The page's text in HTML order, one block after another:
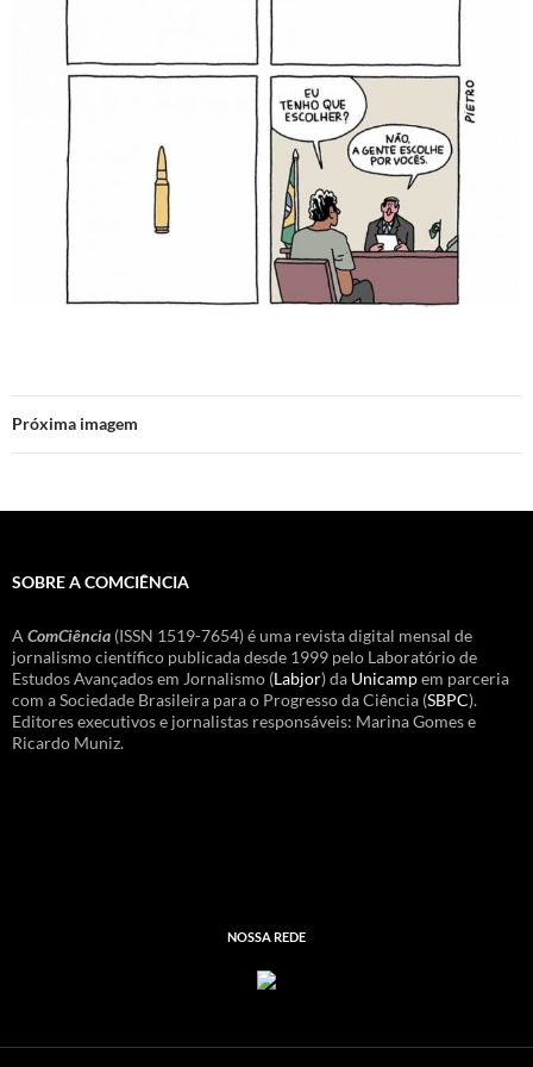
Próxima imagem
SOBRE A COMCIÊNCIA
A ComCiência (ISSN 1519-7654) é uma revista digital mensal de
jornalismo científico publicada desde 1999 pelo Laboratório de
Estudos Avançados em Jornalismo (Labjor) da Unicampem parceria
com a Sociedade Brasileira para o Progresso da Ciência (SBPC).
Editores executivos e jornalistas responsáveis: Marina Gomes e
Ricardo Muniz.
NOSSA REDE